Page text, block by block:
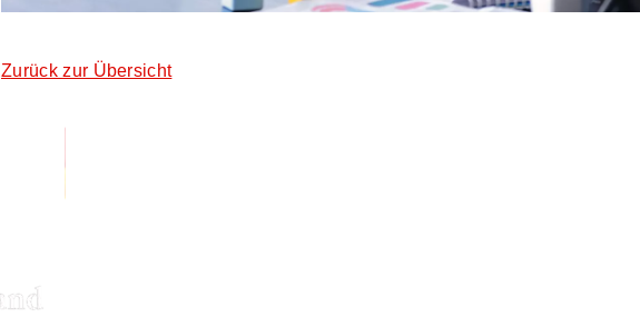
Zurück zur Übersicht